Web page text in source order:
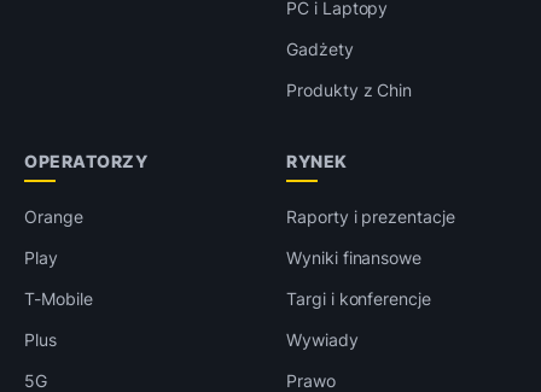
PC i Laptopy
Gadżety
Produkty z Chin
OPERATORZY
Orange
Play
T-Mobile
Plus
5G
RYNEK
Raporty i prezentacje
Wyniki finansowe
Targi i konferencje
Wywiady
Prawo